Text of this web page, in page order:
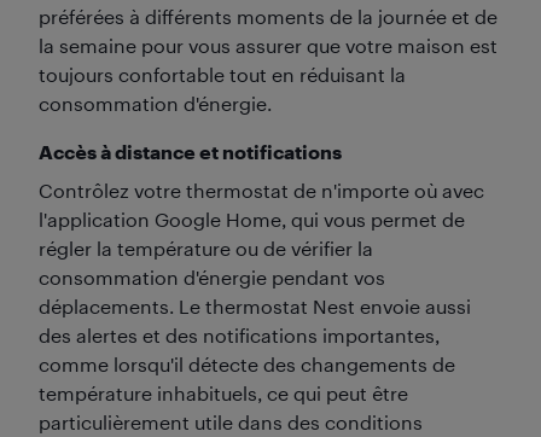
préférées à différents moments de la journée et de
la semaine pour vous assurer que votre maison est
toujours confortable tout en réduisant la
consommation d'énergie.
Accès à distance et notifications
Contrôlez votre thermostat de n'importe où avec
l'application Google Home, qui vous permet de
régler la température ou de vérifier la
consommation d'énergie pendant vos
déplacements. Le thermostat Nest envoie aussi
des alertes et des notifications importantes,
comme lorsqu'il détecte des changements de
température inhabituels, ce qui peut être
particulièrement utile dans des conditions